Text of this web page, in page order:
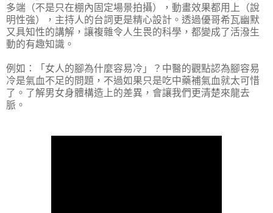
多端（不是只在棚內固定場景拍攝），動畫效果都用上（說
明性強），主持人的台詞更是精心設計。透過優哥希瓦幽默
又具知性的講解，讓複雜令人生畏的科學，都變成了活潑生
動的有趣知識。
例如：「女人的腳為什麼容易冷」？中醫的觀點認為腳容易
冷是氣血不足的問題，不過如果只是吃中藥補氣血就太可惜
了。了解男女身體構造上的差異，會讓我們更清楚來龍去
脈。